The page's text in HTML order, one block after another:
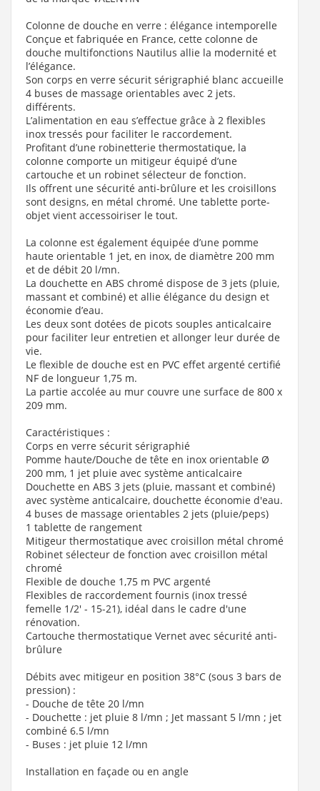
Colonne de douche en verre : élégance intemporelle
Conçue et fabriquée en France, cette colonne de
douche multifonctions Nautilus allie la modernité et
l’élégance.
Son corps en verre sécurit sérigraphié blanc accueille
4 buses de massage orientables avec 2 jets.
différents.
L’alimentation en eau s’effectue grâce à 2 flexibles
inox tressés pour faciliter le raccordement.
Profitant d’une robinetterie thermostatique, la
colonne comporte un mitigeur équipé d’une
cartouche et un robinet sélecteur de fonction.
Ils offrent une sécurité anti-brûlure et les croisillons
sont designs, en métal chromé. Une tablette porte-
objet vient accessoiriser le tout.
La colonne est également équipée d’une pomme
haute orientable 1 jet, en inox, de diamètre 200 mm
et de débit 20 l/mn.
La douchette en ABS chromé dispose de 3 jets (pluie,
massant et combiné) et allie élégance du design et
économie d’eau.
Les deux sont dotées de picots souples anticalcaire
pour faciliter leur entretien et allonger leur durée de
vie.
Le flexible de douche est en PVC effet argenté certifié
NF de longueur 1,75 m.
La partie accolée au mur couvre une surface de 800 x
209 mm.
Caractéristiques :
Corps en verre sécurit sérigraphié
Pomme haute/Douche de tête en inox orientable Ø
200 mm, 1 jet pluie avec système anticalcaire
Douchette en ABS 3 jets (pluie, massant et combiné)
avec système anticalcaire, douchette économie d'eau.
4 buses de massage orientables 2 jets (pluie/peps)
1 tablette de rangement
Mitigeur thermostatique avec croisillon métal chromé
Robinet sélecteur de fonction avec croisillon métal
chromé
Flexible de douche 1,75 m PVC argenté
Flexibles de raccordement fournis (inox tressé
femelle 1/2' - 15-21), idéal dans le cadre d'une
rénovation.
Cartouche thermostatique Vernet avec sécurité anti-
brûlure
Débits avec mitigeur en position 38°C (sous 3 bars de
pression) :
- Douche de tête 20 l/mn
- Douchette : jet pluie 8 l/mn ; Jet massant 5 l/mn ; jet
combiné 6.5 l/mn
- Buses : jet pluie 12 l/mn
Installation en façade ou en angle